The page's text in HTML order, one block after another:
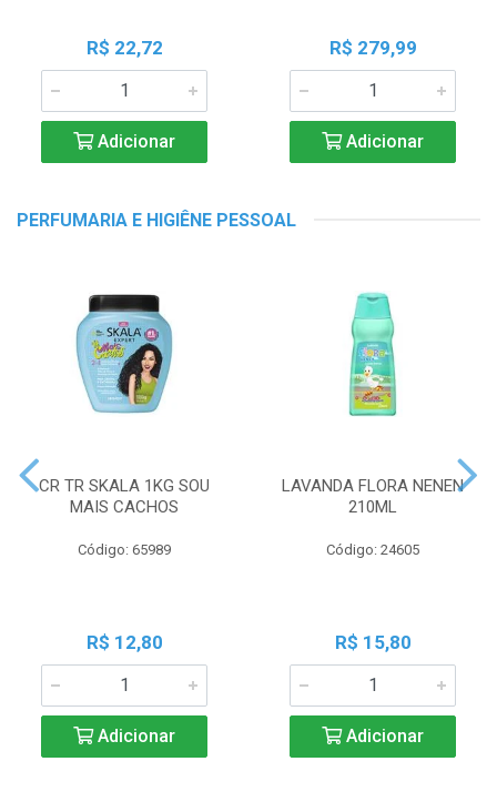
R$ 22,72
Adicionar
R$ 279,99
Adicionar
PERFUMARIA E HIGIÊNE PESSOAL
CR TR SKALA 1KG SOU
MAIS CACHOS
Código: 65989
R$ 12,80
Adicionar
LAVANDA FLORA NENEN
210ML
Código: 24605
R$ 15,80
Adicionar